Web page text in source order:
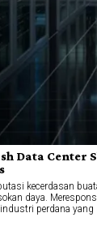
Data Center
kecerdasan
daya.
perdana yang